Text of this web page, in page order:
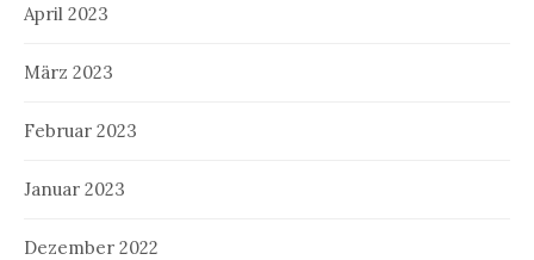
April 2023
März 2023
Februar 2023
Januar 2023
Dezember 2022